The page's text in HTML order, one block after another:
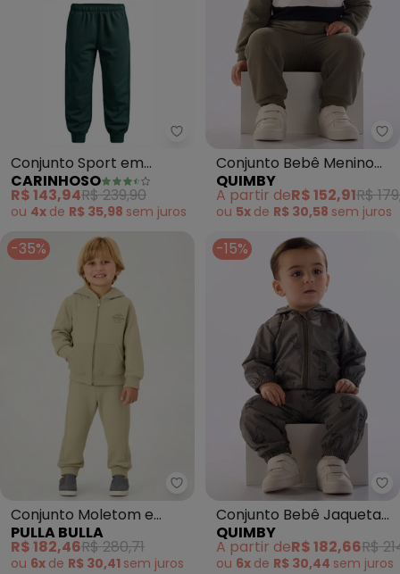
Carinhoso - Conjunto Sport
Conjunto Sport em
Moletom (Verde
Esmeralda)
CARINHOSO
R$ 143,94R$ 239,90
ou 4x de R$ 35,98 sem juros
Conjunto Bebê Menino
Dino Moletom Verde
QUIMBY
A partir deR$ 152,91R$
ou 5x de R$ 30,58 sem juros
-35%
Pulla Bulla - Conjunto Moletom
Conjunto Moletom e
Malha Relevo (Verde)
PULLA BULLA
R$ 182,46R$ 280,71
ou 6x de R$ 30,41 sem juros
-15%
Conjunto Bebê Jaqueta
Calça Dino Verde
QUIMBY
A partir deR$ 182,66R$
ou 6x de R$ 30,44 sem juros